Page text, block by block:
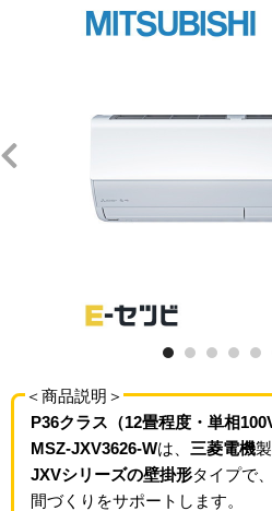
＜商品説明＞
P36クラス（12畳程度・単相
MSZ-JXV3626-Wは、 三菱電機
JXVシリーズの壁掛形タイプで
間づくりをサポートします。